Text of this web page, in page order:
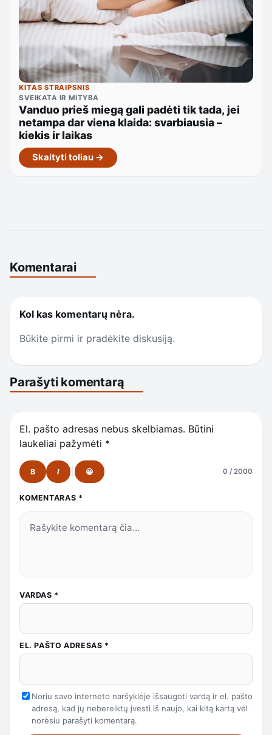
KITAS STRAIPSNIS
SVEIKATA IR MITYBA
Vanduo prieš miegą gali padėti tik tada, jei
netampa dar viena klaida: svarbiausia –
kiekis ir laikas
Skaityti toliau →
Komentarai
Kol kas komentarų nėra.
Būkite pirmi ir pradėkite diskusiją.
Parašyti komentarą
El. pašto adresas nebus skelbiamas. Būtini
laukeliai pažymėti *
B I 😀 0 / 2000
KOMENTARAS *
VARDAS *
EL. PAŠTO ADRESAS *
Noriu savo interneto naršyklėje išsaugoti vardą ir el. pašto
adresą, kad jų nebereiktų įvesti iš naujo, kai kitą kartą vėl
norėsiu parašyti komentarą.